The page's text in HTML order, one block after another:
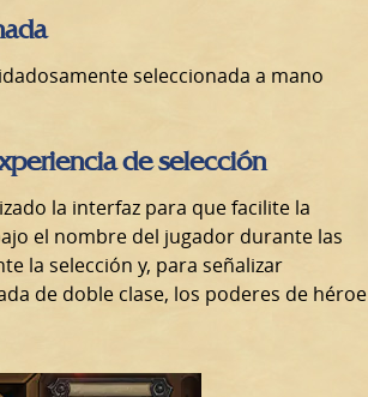
seleccionada a mano
de selección
la interfaz para que facilite la
el nombre del jugador durante las
la selección y, para señalizar
de doble clase, los poderes de héroe